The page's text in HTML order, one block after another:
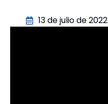
13 de julio de 2022